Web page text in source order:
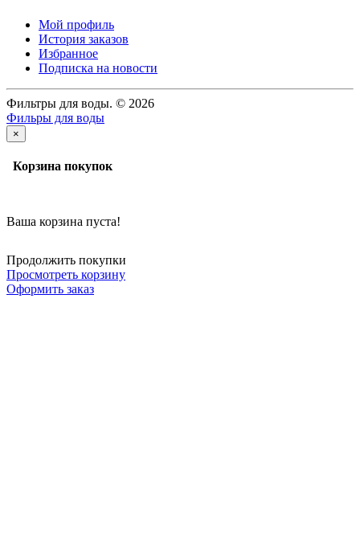
Мой профиль
История заказов
Избранное
Подписка на новости
Фильтры для воды. © 2026
Фильры для воды
×
Корзина покупок
Ваша корзина пуста!
Продолжить покупки
Просмотреть корзину
Оформить заказ